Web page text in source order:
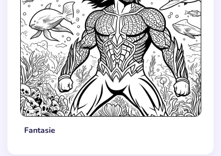
Fantasie